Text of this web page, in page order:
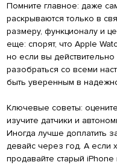
Помните главное: даже
раскрываются только в
размеру, функционалу и
еще: спорят, что Apple
но если вы
разобраться со всеми
быть уверенным в
Ключевые советы:
изучите датчики и
Иногда лучше доплатить
девайс через год. А если
продавайте старый